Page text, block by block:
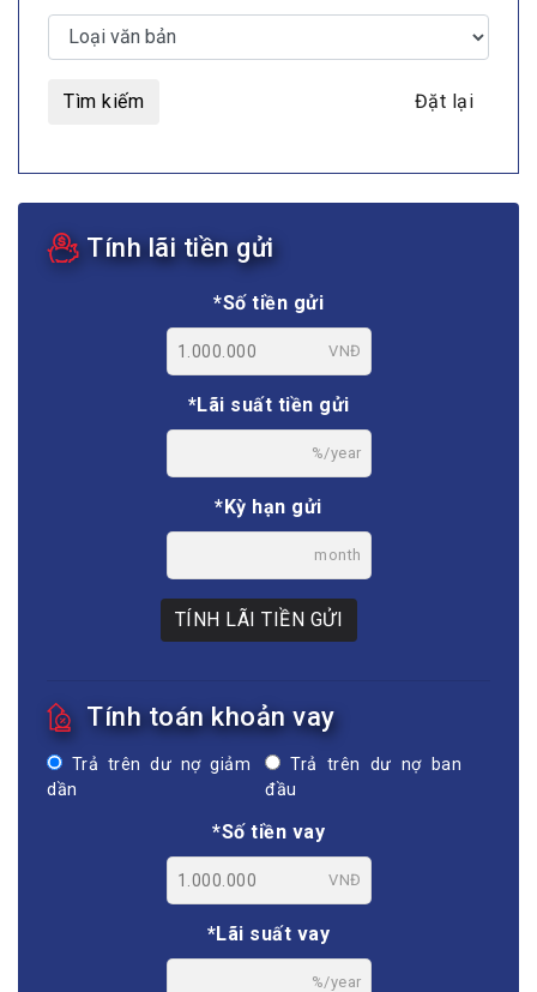
Tìm kiếm Đặt lại
Tính lãi tiền gửi
*Số tiền gửi
VNĐ
*Lãi suất tiền gửi
%/year
*Kỳ hạn gửi
month
TÍNH LÃI TIỀN GỬI
Tính toán khoản vay
Trả trên dư nợ giảm
dần
Trả trên dư nợ ban
đầu
*Số tiền vay
VNĐ
*Lãi suất vay
%/year